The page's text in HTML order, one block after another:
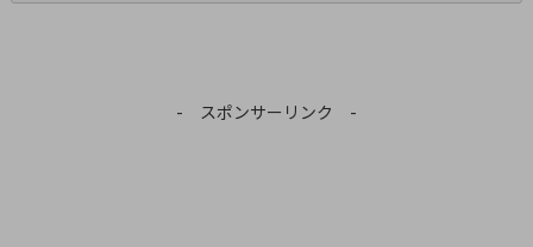
- スポンサーリンク -